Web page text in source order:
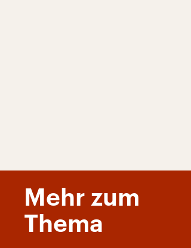
Mehr zum
Thema